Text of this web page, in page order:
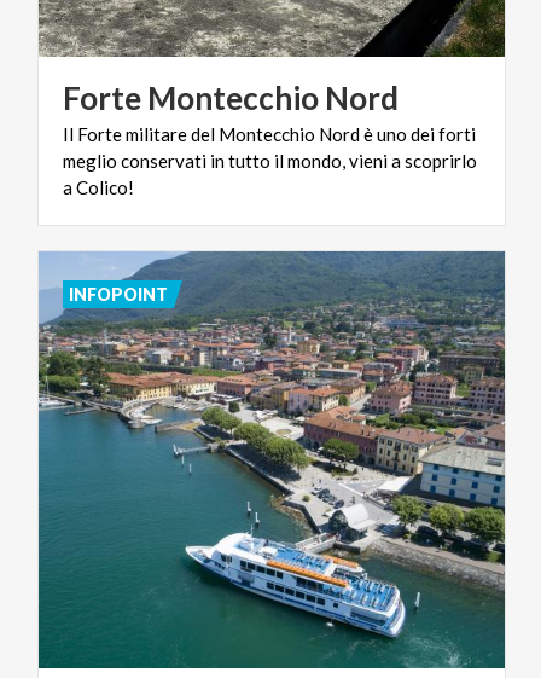
Forte Montecchio Nord
Il Forte militare del Montecchio Nord è uno dei forti
meglio conservati in tutto il mondo, vieni a scoprirlo
a Colico!
INFOPOINT